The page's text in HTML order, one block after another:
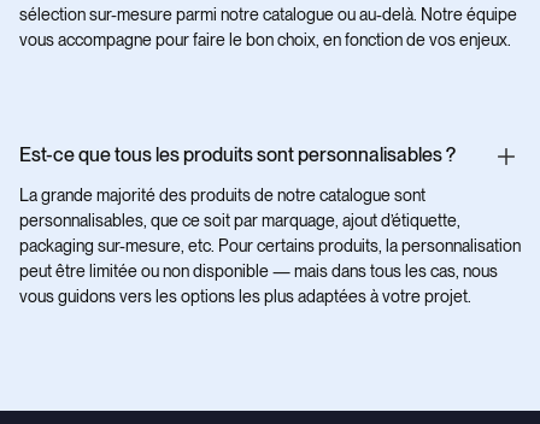
sélection sur-mesure parmi notre catalogue ou au-delà. Notre équipe
vous accompagne pour faire le bon choix, en fonction de vos enjeux.
Est-ce que tous les produits sont personnalisables ?
La grande majorité des produits de notre catalogue sont
personnalisables, que ce soit par marquage, ajout d’étiquette,
packaging sur-mesure, etc. Pour certains produits, la personnalisation
peut être limitée ou non disponible — mais dans tous les cas, nous
vous guidons vers les options les plus adaptées à votre projet.